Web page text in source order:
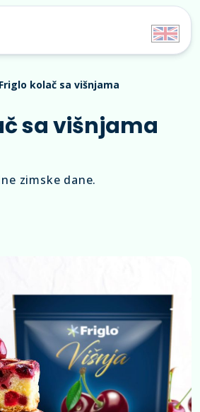
Friglo kolač sa višnjama
sa višnjama
zimske dane.